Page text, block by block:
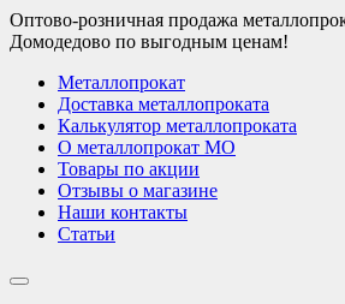
Оптово-розничная продажа
Домодедово по выгодным ценам!
Металлопрокат
Доставка металлопроката
Калькулятор металлопроката
О металлопрокат МО
Товары по акции
Отзывы о магазине
Наши контакты
Статьи